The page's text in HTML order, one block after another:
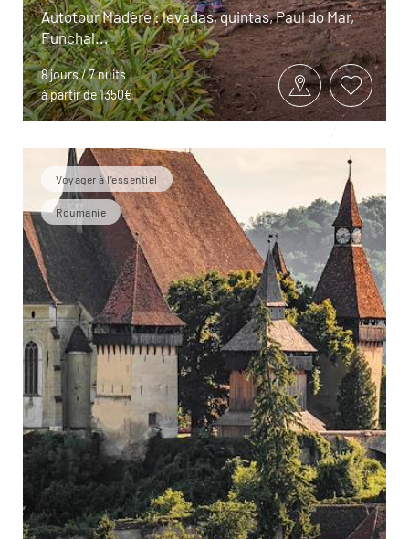
Autotour Madère : levadas, quintas, Paul do Mar,
Funchal...
8 jours / 7 nuits
à partir de 1350€
Voyager à l’essentiel
Roumanie